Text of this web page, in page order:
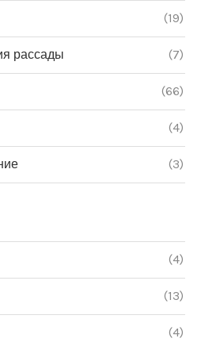
(19)
рассады (7)
(66)
(4)
(3)
(4)
(13)
(4)